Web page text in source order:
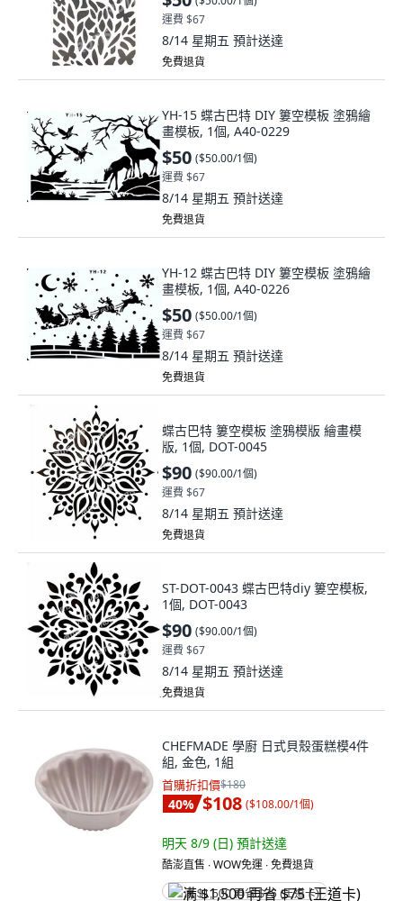
運費 $67
8/14 星期五 預計送達
免費退貨
YH-15 蝶古巴特 DIY 簍空模板 塗鴉繪
畫模板, 1個, A40-0229
$50 ($50.00/1個)
運費 $67
8/14 星期五 預計送達
免費退貨
YH-12 蝶古巴特 DIY 簍空模板 塗鴉繪
畫模板, 1個, A40-0226
$50 ($50.00/1個)
運費 $67
8/14 星期五 預計送達
免費退貨
蝶古巴特 簍空模板 塗鴉模版 繪畫模
版, 1個, DOT-0045
$90 ($90.00/1個)
運費 $67
8/14 星期五 預計送達
免費退貨
ST-DOT-0043 蝶古巴特diy 簍空模板,
1個, DOT-0043
$90 ($90.00/1個)
運費 $67
8/14 星期五 預計送達
免費退貨
CHEFMADE 學廚 日式貝殼蛋糕模4件
組, 金色, 1組
首購折扣價$180
40% $108 ($108.00/1個)
明天 8/9 (日) 預計送達
酷澎直售 ∙ WOW免運 ∙ 免費退貨
满 $1,500 再省 $75 (王道卡)